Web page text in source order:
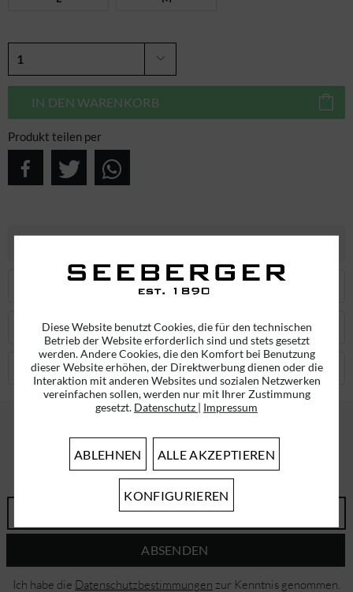
IN DEN WARENKORB
Produkt teilen per
KUNDEN KAUFTEN AUCH
KUNDEN HABEN SICH EBENFALLS ANGESEHEN
ABONNIEREN SIE UNSEREN NEWSLETTER!
ERHALTEN SIE EINMALIG EINEN 5 EURO GUTSCHEIN
ABSENDEN
Ich habe die Datenschutzbestimmungen zur Kenntnis genommen.
Diese Website benutzt Cookies, die für den technischen
Betrieb der Website erforderlich sind und stets gesetzt
werden. Andere Cookies, die den Komfort bei Benutzung
dieser Website erhöhen, der Direktwerbung dienen oder die
Interaktion mit anderen Websites und sozialen Netzwerken
vereinfachen sollen, werden nur mit Ihrer Zustimmung
gesetzt. Datenschutz | Impressum
ABLEHNEN ALLE AKZEPTIEREN
KONFIGURIEREN